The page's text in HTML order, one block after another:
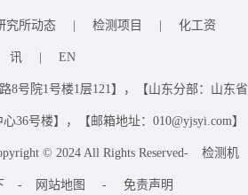
究所动态 检测项目 化工资
讯 EN
8号院1号楼1层121】，【山东分部：山东省
36号楼】，【邮箱地址：010@yjsyi.com】
© 2024 All Rights Reserved- 检测机
- 网站地图 - 免责声明